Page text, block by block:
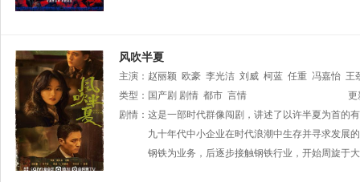
风吹半夏
主演： 赵丽颖 欧豪 李光洁 刘威 柯蓝 任重 冯嘉怡 王
类型： 国产剧 剧情 都市 言情
更
剧情： 这是一部时代群像闯剧，讲述了以许半夏为首的
九十年代中小企业在时代浪潮中生存并寻求发展
钢铁为业务，后逐步接触钢铁行业，开始周旋于